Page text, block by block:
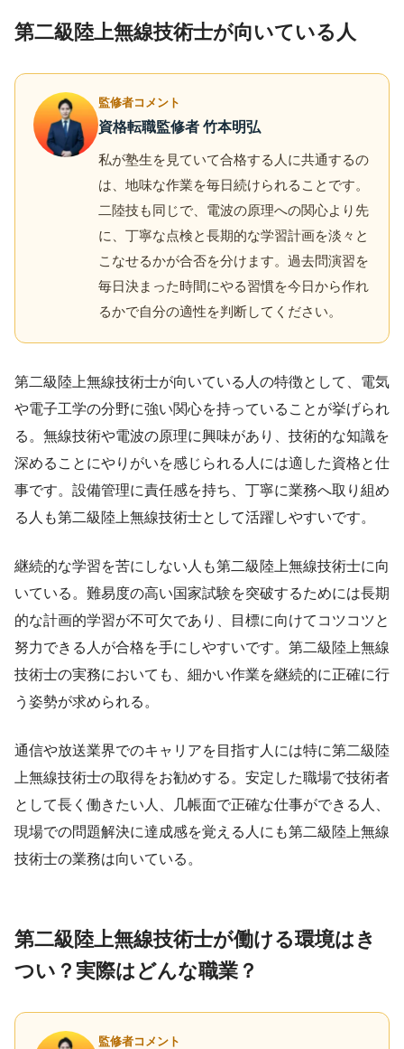
第二級陸上無線技術士が向いている人
監修者コメント
資格転職監修者 竹本明弘
私が塾生を見ていて合格する人に共通するの
は、地味な作業を毎日続けられることです。
二陸技も同じで、電波の原理への関心より先
に、丁寧な点検と長期的な学習計画を淡々と
こなせるかが合否を分けます。過去問演習を
毎日決まった時間にやる習慣を今日から作れ
るかで自分の適性を判断してください。
第二級陸上無線技術士が向いている人の特徴として、電気
や電子工学の分野に強い関心を持っていることが挙げられ
る。無線技術や電波の原理に興味があり、技術的な知識を
深めることにやりがいを感じられる人には適した資格と仕
事です。設備管理に責任感を持ち、丁寧に業務へ取り組め
る人も第二級陸上無線技術士として活躍しやすいです。
継続的な学習を苦にしない人も第二級陸上無線技術士に向
いている。難易度の高い国家試験を突破するためには長期
的な計画的学習が不可欠であり、目標に向けてコツコツと
努力できる人が合格を手にしやすいです。第二級陸上無線
技術士の実務においても、細かい作業を継続的に正確に行
う姿勢が求められる。
通信や放送業界でのキャリアを目指す人には特に第二級陸
上無線技術士の取得をお勧めする。安定した職場で技術者
として長く働きたい人、几帳面で正確な仕事ができる人、
現場での問題解決に達成感を覚える人にも第二級陸上無線
技術士の業務は向いている。
第二級陸上無線技術士が働ける環境はき
つい？実際はどんな職業？
監修者コメント